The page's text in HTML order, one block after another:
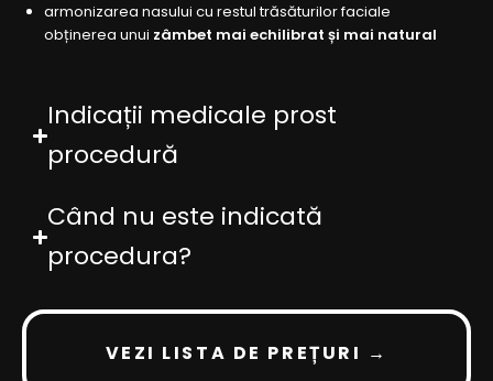
armonizarea nasului cu restul trăsăturilor faciale
obținerea unui zâmbet mai echilibrat și mai natural
Indicații medicale prost
procedură
Când nu este indicată
procedura?
VEZI LISTA DE PREȚURI →